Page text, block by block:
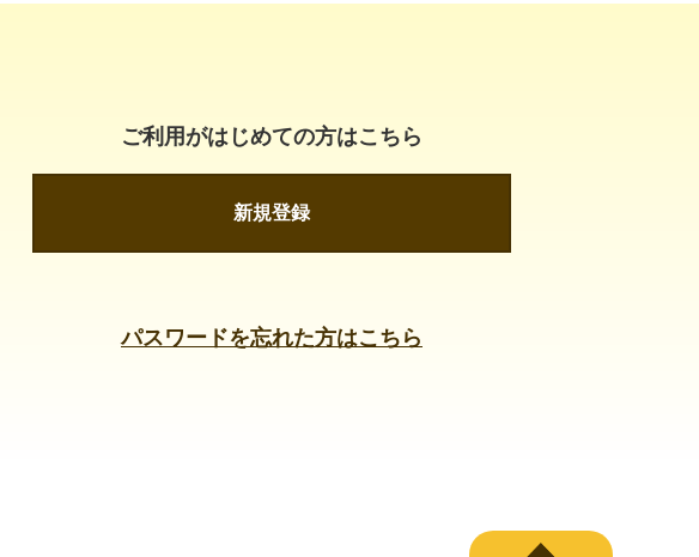
ご利用がはじめての方はこちら
新規登録
パスワードを忘れた方はこちら